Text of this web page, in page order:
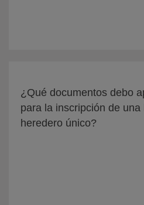
¿Qué documentos debo
para la inscripción de una
heredero único?